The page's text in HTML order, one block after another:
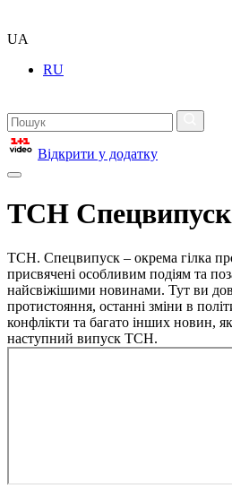
UA
RU
Відкрити у додатку
ТСН Спецвипуск
ТСН. Спецвипуск – окрема гілка
присвячені особливим подіям та
найсвіжішими новинами. Тут ви
протистояння, останні зміни в
конфлікти та багато інших новин,
наступний випуск ТСН.